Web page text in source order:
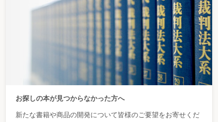
お探しの本が見つからなかった方へ
新たな書籍や商品の開発について皆様のご要望をお寄せくだ